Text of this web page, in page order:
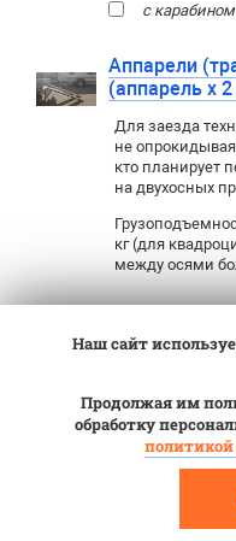
с
Аппарели
(аппарель х
Для заезда
не
кто планирует
на двухосных
кг (для
между осями
Аппарели
м (2 шт.)
Для заезда
кузов.
перевозить
Наш сайт
Продолжая им
обработку